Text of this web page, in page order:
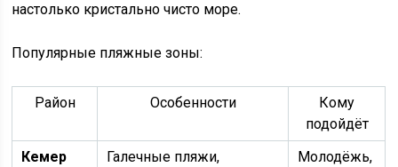
настолько кристально чисто море.
Популярные пляжные зоны:
Район Особенности
Кому
подойдёт
Кемер
Галечные пляжи,
Молодёжь,